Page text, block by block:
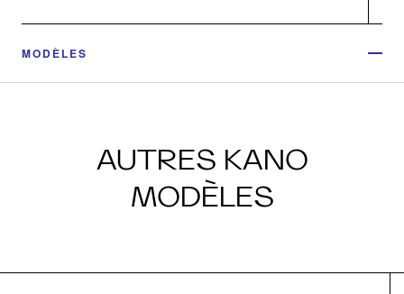
MODÈLES
AUTRES KANO
MODÈLES